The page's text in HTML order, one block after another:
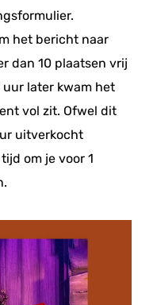
het bericht naar
dan 10 plaatsen vrij
later kwam het
vol zit. Ofwel dit
uitverkocht
om je voor 1